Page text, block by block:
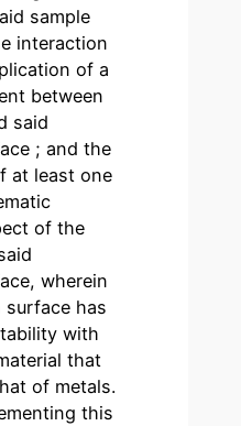
sample
interaction
of a
between
said
; and the
at least one
of the
wherein
has
with
that
of metals.
this